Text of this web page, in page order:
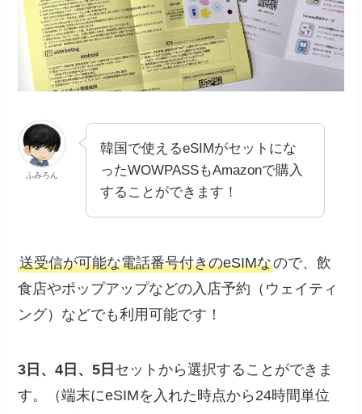
ふみろん
韓国で使えるeSIMがセットにな
ったWOWPASSもAmazonで購入
することができます！
送受信が可能な電話番号付きのeSIMなので、飲
食店やポップアップなどの入店予約（ウェイティ
ング）などでも利用可能です！
3日、4日、5日 セットから選択することができま
す。（端末にeSIMを入れた時点から24時間単位